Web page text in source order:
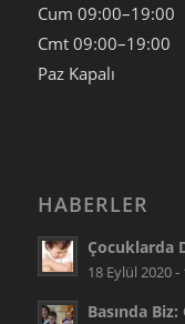
Cum 09:00–19:00
Cmt 09:00–19:00
Paz Kapalı
HABERLER
Çocuklarda
18 Eylül 2020 -
Basında